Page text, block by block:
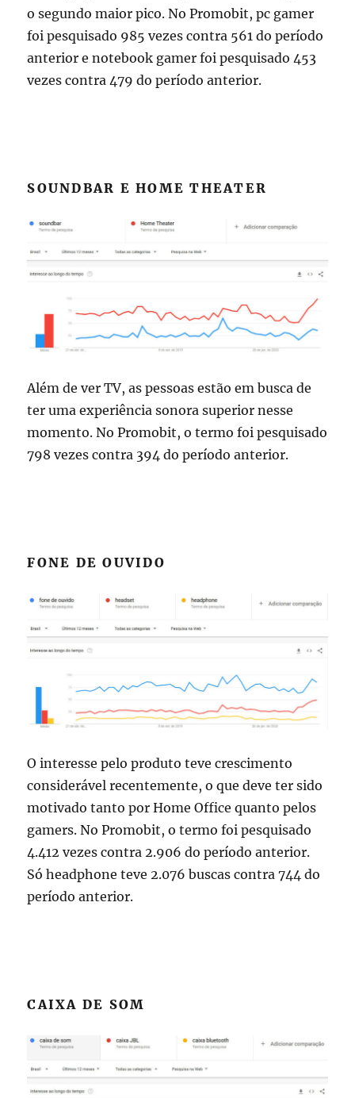
o segundo maior pico. No Promobit, pc gamer
foi pesquisado 985 vezes contra 561 do período
anterior e notebook gamer foi pesquisado 453
vezes contra 479 do período anterior.
SOUNDBAR E HOME THEATER
Além de ver TV, as pessoas estão em busca de
ter uma experiência sonora superior nesse
momento. No Promobit, o termo foi pesquisado
798 vezes contra 394 do período anterior.
FONE DE OUVIDO
O interesse pelo produto teve crescimento
considerável recentemente, o que deve ter sido
motivado tanto por Home Office quanto pelos
gamers. No Promobit, o termo foi pesquisado
4.412 vezes contra 2.906‬ do período anterior.
Só headphone teve 2.076‬ buscas contra 744 do
período anterior.
CAIXA DE SOM